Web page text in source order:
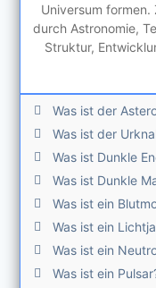
Universum
durch Astronomie,
Struktur,
Was ist der
Was ist der
Was ist Dunkle
Was ist Dunkle
Was ist ein
Was ist ein
Was ist ein
Was ist ein